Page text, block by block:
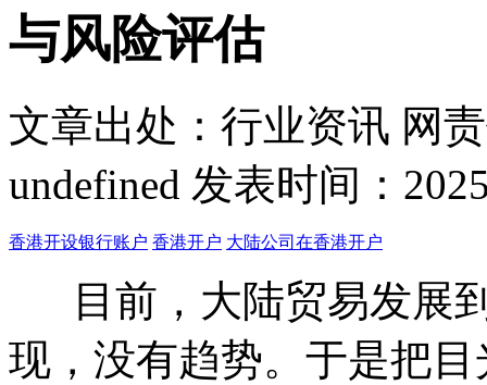
与风险评估
文章出处：行业资讯 网
undefined 发表时间：
香港开设银行账户 香港开户 大陆公司在香港开户
目前，大陆贸易发展
现，没有趋势。于是把